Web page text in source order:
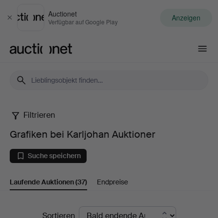
Schließen
Auctionet
Verfügbar auf Google Play Anzeigen
Grafiken
bei
Karljohan
Auktioner
Filtrieren
Grafiken bei Karljohan Auktioner
Suche speichern
Laufende Auktionen(37) Endpreise
LaufendeSortieren